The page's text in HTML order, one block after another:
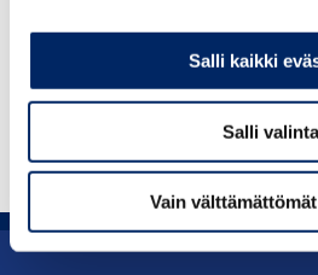
Salli kaikki
Salli valinta
Vain